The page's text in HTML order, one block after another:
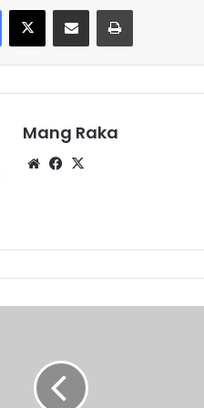
Facebook
X Share via Email Print
Mang Raka
WebsiteFacebook